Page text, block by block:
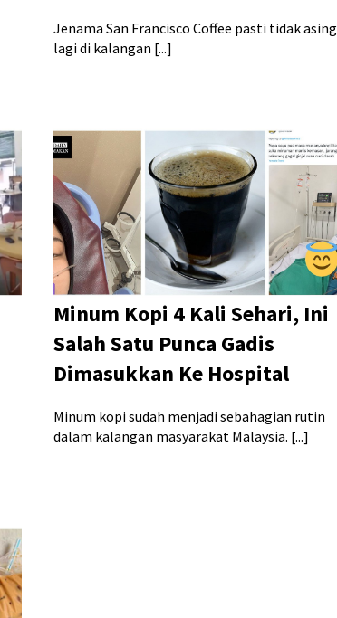
Jenama San Francisco Coffee pasti tidak asing
lagi di kalangan [...]
Minum Kopi 4 Kali Sehari, Ini
Salah Satu Punca Gadis
Dimasukkan Ke Hospital
Minum kopi sudah menjadi sebahagian rutin
dalam kalangan masyarakat Malaysia. [...]